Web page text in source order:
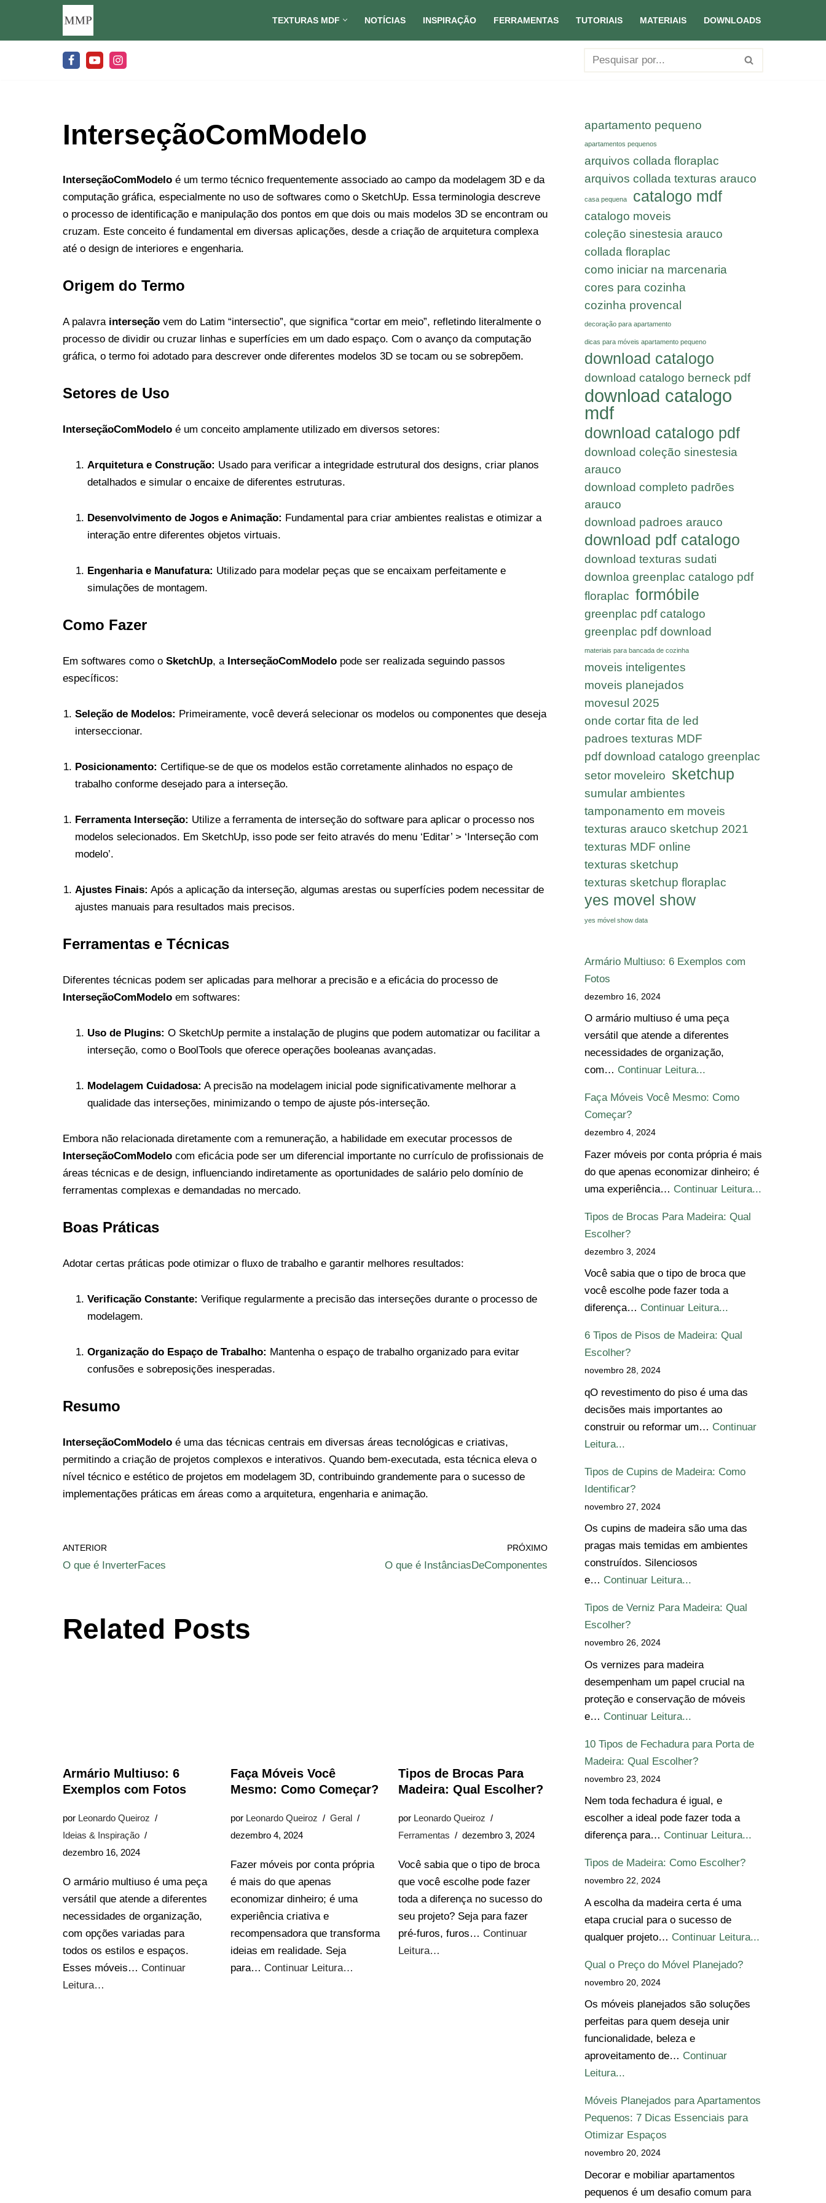
TEXTURAS MDF NOTÍCIAS INSPIRAÇÃO FERRAMENTAS TUTORIAIS MATERIAIS DOWNLOADS
InterseçãoComModelo
InterseçãoComModelo é um termo técnico frequentemente associado ao campo da modelagem 3D e da
computação gráfica, especialmente no uso de softwares como o SketchUp. Essa terminologia descreve
o processo de identificação e manipulação dos pontos em que dois ou mais modelos 3D se encontram ou
cruzam. Este conceito é fundamental em diversas aplicações, desde a criação de arquitetura complexa
até o design de interiores e engenharia.
Origem do Termo
A palavra interseção vem do Latim “intersectio”, que significa “cortar em meio”, refletindo literalmente o
processo de dividir ou cruzar linhas e superfícies em um dado espaço. Com o avanço da computação
gráfica, o termo foi adotado para descrever onde diferentes modelos 3D se tocam ou se sobrepõem.
Setores de Uso
InterseçãoComModelo é um conceito amplamente utilizado em diversos setores:
Arquitetura e Construção: Usado para verificar a integridade estrutural dos designs, criar planos
detalhados e simular o encaixe de diferentes estruturas.
Desenvolvimento de Jogos e Animação: Fundamental para criar ambientes realistas e otimizar a
interação entre diferentes objetos virtuais.
Engenharia e Manufatura: Utilizado para modelar peças que se encaixam perfeitamente e
simulações de montagem.
Como Fazer
Em softwares como o SketchUp, a InterseçãoComModelo pode ser realizada seguindo passos
específicos:
Seleção de Modelos: Primeiramente, você deverá selecionar os modelos ou componentes que deseja
interseccionar.
Posicionamento: Certifique-se de que os modelos estão corretamente alinhados no espaço de
trabalho conforme desejado para a interseção.
Ferramenta Interseção: Utilize a ferramenta de interseção do software para aplicar o processo nos
modelos selecionados. Em SketchUp, isso pode ser feito através do menu ‘Editar’ > ‘Interseção com
modelo’.
Ajustes Finais: Após a aplicação da interseção, algumas arestas ou superfícies podem necessitar de
ajustes manuais para resultados mais precisos.
Ferramentas e Técnicas
Diferentes técnicas podem ser aplicadas para melhorar a precisão e a eficácia do processo de
InterseçãoComModelo em softwares:
Uso de Plugins: O SketchUp permite a instalação de plugins que podem automatizar ou facilitar a
interseção, como o BoolTools que oferece operações booleanas avançadas.
Modelagem Cuidadosa: A precisão na modelagem inicial pode significativamente melhorar a
qualidade das interseções, minimizando o tempo de ajuste pós-interseção.
Embora não relacionada diretamente com a remuneração, a habilidade em executar processos de
InterseçãoComModelo com eficácia pode ser um diferencial importante no currículo de profissionais de
áreas técnicas e de design, influenciando indiretamente as oportunidades de salário pelo domínio de
ferramentas complexas e demandadas no mercado.
Boas Práticas
Adotar certas práticas pode otimizar o fluxo de trabalho e garantir melhores resultados:
Verificação Constante: Verifique regularmente a precisão das interseções durante o processo de
modelagem.
Organização do Espaço de Trabalho: Mantenha o espaço de trabalho organizado para evitar
confusões e sobreposições inesperadas.
Resumo
InterseçãoComModelo é uma das técnicas centrais em diversas áreas tecnológicas e criativas,
permitindo a criação de projetos complexos e interativos. Quando bem-executada, esta técnica eleva o
nível técnico e estético de projetos em modelagem 3D, contribuindo grandemente para o sucesso de
implementações práticas em áreas como a arquitetura, engenharia e animação.
ANTERIOR
O que é InverterFaces
PRÓXIMO
O que é InstânciasDeComponentes
Related Posts
Armário Multiuso: 6
Exemplos com Fotos
por Leonardo Queiroz
Ideias & Inspiração
dezembro 16, 2024
O armário multiuso é uma peça
versátil que atende a diferentes
necessidades de organização,
com opções variadas para
todos os estilos e espaços.
Esses móveis… Continuar
Leitura…
Faça Móveis Você
Mesmo: Como Começar?
por Leonardo Queiroz
Geral
dezembro 4, 2024
Fazer móveis por conta própria
é mais do que apenas
economizar dinheiro; é uma
experiência criativa e
recompensadora que transforma
ideias em realidade. Seja
para… Continuar Leitura…
Tipos de Brocas Para
Madeira: Qual Escolher?
por Leonardo Queiroz
Ferramentas
dezembro 3, 2024
Você sabia que o tipo de broca
que você escolhe pode fazer
toda a diferença no sucesso do
seu projeto? Seja para fazer
pré-furos, furos… Continuar
Leitura…
apartamento pequeno
apartamentos pequenos
arquivos collada floraplac
arquivos collada texturas arauco
casa pequena catalogo mdf
catalogo moveis
coleção sinestesia arauco
collada floraplac
como iniciar na marcenaria
cores para cozinha
cozinha provencal
decoração para apartamento
dicas para móveis apartamento pequeno
download catalogo
download catalogo berneck pdf
download catalogo
mdf
download catalogo pdf
download coleção sinestesia
arauco
download completo padrões
arauco
download padroes arauco
download pdf catalogo
download texturas sudati
downloa greenplac catalogo pdf
floraplac formóbile
greenplac pdf catalogo
greenplac pdf download
materiais para bancada de cozinha
moveis inteligentes
moveis planejados
movesul 2025
onde cortar fita de led
padroes texturas MDF
pdf download catalogo greenplac
setor moveleiro sketchup
sumular ambientes
tamponamento em moveis
texturas arauco sketchup 2021
texturas MDF online
texturas sketchup
texturas sketchup floraplac
yes movel show
yes móvel show data
Armário Multiuso: 6 Exemplos com
Fotos
dezembro 16, 2024
O armário multiuso é uma peça
versátil que atende a diferentes
necessidades de organização,
com… Continuar Leitura...
Faça Móveis Você Mesmo: Como
Começar?
dezembro 4, 2024
Fazer móveis por conta própria é mais
do que apenas economizar dinheiro; é
uma experiência… Continuar Leitura...
Tipos de Brocas Para Madeira: Qual
Escolher?
dezembro 3, 2024
Você sabia que o tipo de broca que
você escolhe pode fazer toda a
diferença… Continuar Leitura...
6 Tipos de Pisos de Madeira: Qual
Escolher?
novembro 28, 2024
qO revestimento do piso é uma das
decisões mais importantes ao
construir ou reformar um… Continuar
Leitura...
Tipos de Cupins de Madeira: Como
Identificar?
novembro 27, 2024
Os cupins de madeira são uma das
pragas mais temidas em ambientes
construídos. Silenciosos
e… Continuar Leitura...
Tipos de Verniz Para Madeira: Qual
Escolher?
novembro 26, 2024
Os vernizes para madeira
desempenham um papel crucial na
proteção e conservação de móveis
e… Continuar Leitura...
10 Tipos de Fechadura para Porta de
Madeira: Qual Escolher?
novembro 23, 2024
Nem toda fechadura é igual, e
escolher a ideal pode fazer toda a
diferença para… Continuar Leitura...
Tipos de Madeira: Como Escolher?
novembro 22, 2024
A escolha da madeira certa é uma
etapa crucial para o sucesso de
qualquer projeto… Continuar Leitura...
Qual o Preço do Móvel Planejado?
novembro 20, 2024
Os móveis planejados são soluções
perfeitas para quem deseja unir
funcionalidade, beleza e
aproveitamento de… Continuar
Leitura...
Móveis Planejados para Apartamentos
Pequenos: 7 Dicas Essenciais para
Otimizar Espaços
novembro 20, 2024
Decorar e mobiliar apartamentos
pequenos é um desafio comum para